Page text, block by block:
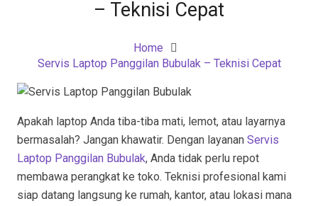
– Teknisi Cepat
Home
Servis Laptop Panggilan Bubulak – Teknisi Cepat
Apakah laptop Anda tiba-tiba mati, lemot, atau layarnya
bermasalah? Jangan khawatir. Dengan layanan Servis
Laptop Panggilan Bubulak, Anda tidak perlu repot
membawa perangkat ke toko. Teknisi profesional kami
siap datang langsung ke rumah, kantor, atau lokasi mana